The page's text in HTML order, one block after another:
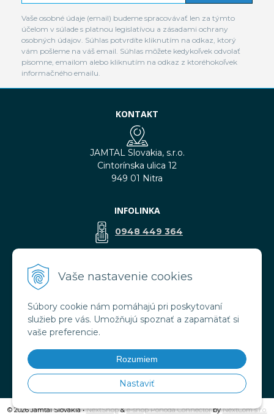
Vaše nastavenie cookies
Súbory cookie nám pomáhajú pri poskytovaní
služieb pre vás. Umožňujú spoznať a zapamätať si
vaše preferencie.
Rozumiem
Nastaviť
Vaše osobné údaje (email) budeme spracovávať len za týmto
účelom v súlade s platnou legislatívou a zásadami ochrany
osobných údajov. Súhlas potvrdíte kliknutím na odkaz, ktorý
vám pošleme na váš email. Súhlas môžete kedykoľvek odvolať
písomne, emailom alebo kliknutím na odkaz z ktoréhokoľvek
informačného emailu.
KONTAKT
JAMTAL Slovakia, s.r.o.
Cintorínska ulica 12
949 01 Nitra
INFOLINKA
0948 449 364
VŠETKO O NÁKUPE
Obchodné podmienky
Doprava a platba
Ochrana osobných údajov
© 2026 Jamtal Slovakia •NextShop&e-shop Pohoda ConnectorbyNextCom s.r.o.